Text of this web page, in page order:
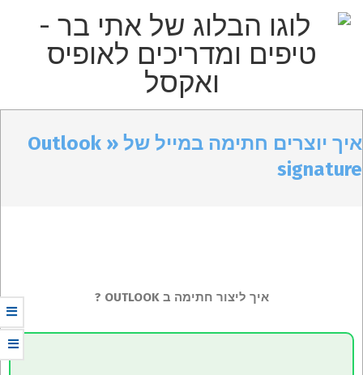
הבלוג
של
אתי
Navigation
Menu
Navigation
איך יוצרים חתימה במייל של Outlook »
signature
איך ליצור חתימה ב OUTLOOK ?